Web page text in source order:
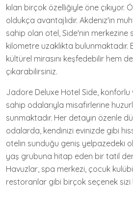
kılan birçok özelliğiyle öne çıkıyor.
oldukça avantajlıdır. Akdeniz'in
sahip olan otel, Side'nin merkezine
kilometre uzaklıkta
kültürel mirasını keşfedebilir hem de
çıkarabilirsiniz.
Jadore Deluxe Hotel Side,
sahip odalarıyla misafirlerine
sunmaktadır. Her detayın özenle
odalarda, kendinizi evinizde gibi
otelin sunduğu geniş yelpazedeki
yaş grubuna hitap eden bir tatil
Havuzlar, spa merkezi, çocuk
restoranlar gibi birçok seçenek sizi